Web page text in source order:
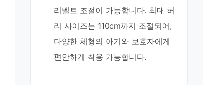
리벨트 조절이 가능합니다. 최대 허
리 사이즈는 110cm까지 조절되어,
다양한 체형의 아기와 보호자에게
편안하게 착용 가능합니다.